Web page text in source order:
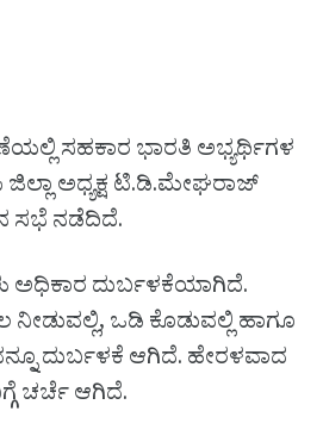
ಸಹಕಾರ ಭಾರತಿ ಅಭ್ಯರ್ಥಿಗಳ
ಅಧ್ಯಕ್ಷ ಟಿ.ಡಿ.ಮೇಘರಾಜ್
ಸಭೆ ನಡೆದಿದೆ.
ಅಧಿಕಾರ ದುರ್ಬಳಕೆಯಾಗಿದೆ.
ಒಡಿ ಕೊಡುವಲ್ಲಿ ಹಾಗೂ
ದುರ್ಬಳಕೆ ಆಗಿದೆ. ಹೇರಳವಾದ
ಚರ್ಚೆ ಆಗಿದೆ.